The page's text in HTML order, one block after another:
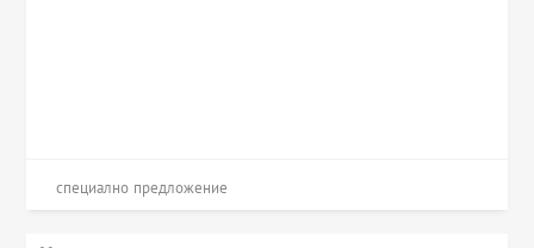
специално предложение